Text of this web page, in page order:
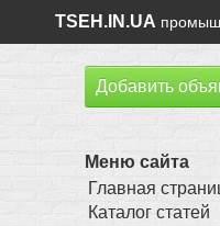
TSEH.IN.UA
Добавить
Меню сайта
Главная
Каталог статей